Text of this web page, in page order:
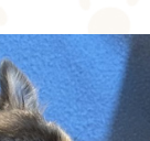
。